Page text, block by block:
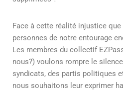
Face à cette réalité injustice que
personnes de notre entourage
Les membres du collectif
nous?) voulons rompre le
syndicats, des partis politiques
nous souhaitons leur exprimer